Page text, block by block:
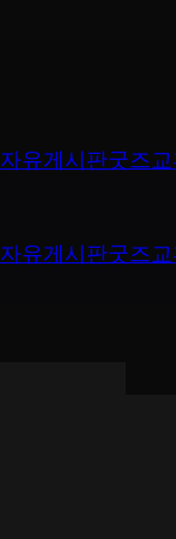
자유게시판굿즈
자유게시판굿즈